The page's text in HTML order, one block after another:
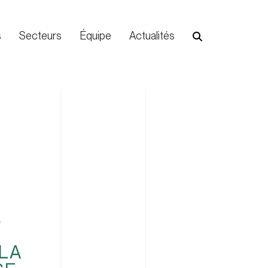
Secteurs Équipe Actualités